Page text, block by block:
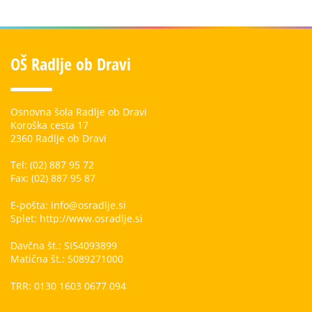
OŠ Radlje ob Dravi
Osnovna šola Radlje ob Dravi
Koroška cesta 17
2360 Radlje ob Dravi
Tel: (02) 887 95 72
Fax: (02) 887 95 87
E-pošta: info@osradlje.si
Splet: http://www.osradlje.si
Davčna št.: SI54093899
Matična št.: 5089271000
TRR: 0130 1603 0677 094